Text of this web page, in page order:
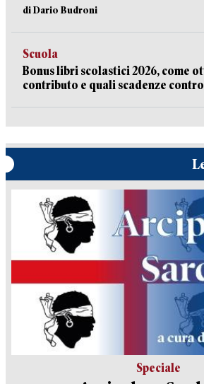
di Dario Budroni
Scuola
Bonus libri scolastici 2026, come
contributo e quali scadenze
Speciale